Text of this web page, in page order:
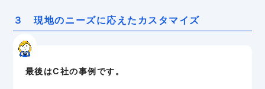
３ 現地のニーズに応えたカスタマイズ
最後はC社の事例です。